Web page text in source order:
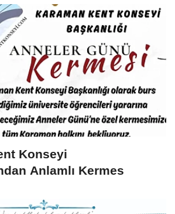
Konseyi
Anlamlı Kermes